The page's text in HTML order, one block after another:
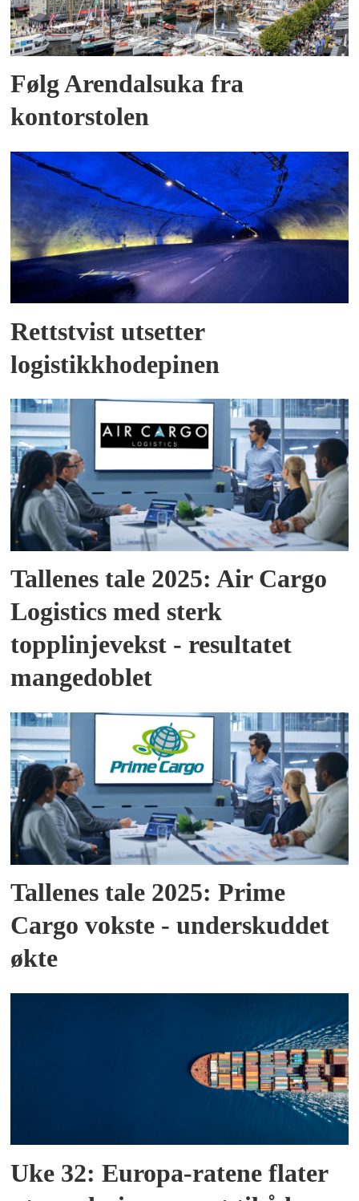
Følg Arendalsuka fra
kontorstolen
Rettstvist utsetter
logistikkhodepinen
Tallenes tale 2025: Air Cargo
Logistics med sterk
topplinjevekst - resultatet
mangedoblet
Tallenes tale 2025: Prime
Cargo vokste - underskuddet
økte
Uke 32: Europa-ratene flater